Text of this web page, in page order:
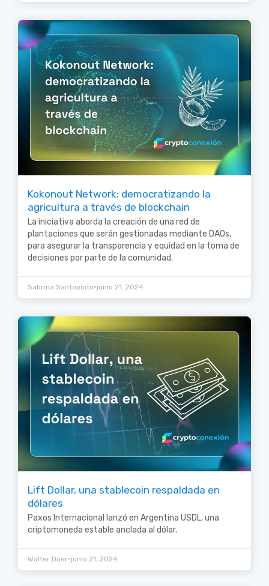
Kokonout Network: democratizando la
agricultura a través de blockchain
La iniciativa aborda la creación de una red de
plantaciones que serán gestionadas mediante DAOs,
para asegurar la transparencia y equidad en la toma de
decisiones por parte de la comunidad.
Sabrina Santopinto•junio 21, 2024
Lift Dollar, una stablecoin respaldada en
dólares
Paxos Internacional lanzó en Argentina USDL, una
criptomoneda estable anclada al dólar.
Walter Duer•junio 21, 2024